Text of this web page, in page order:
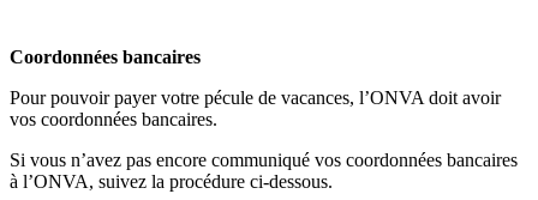
Coordonnées bancaires
Pour pouvoir payer votre pécule de vacances, l’ONVA doit avoir
vos coordonnées bancaires.
Si vous n’avez pas encore communiqué vos coordonnées bancaires
à l’ONVA, suivez la procédure ci-dessous.